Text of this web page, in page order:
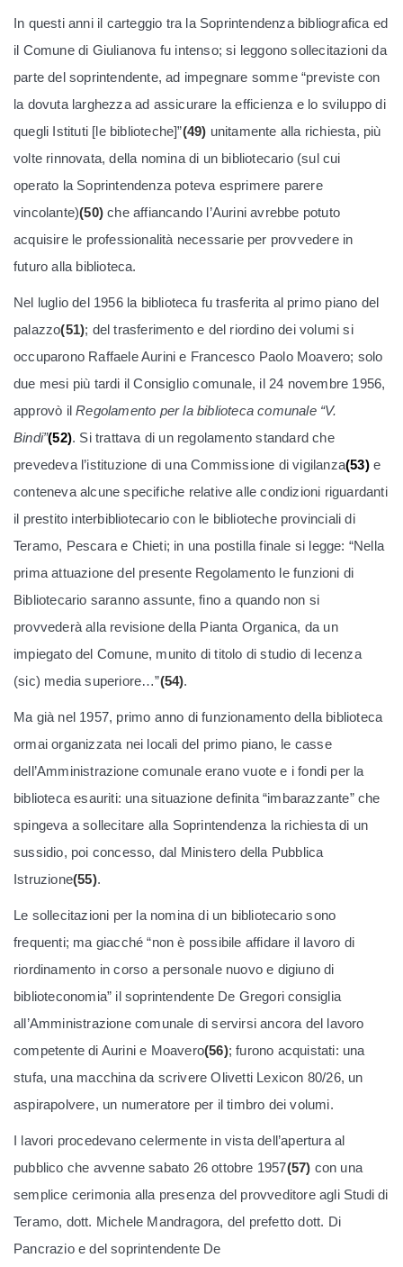
In questi anni il carteggio tra la Soprintendenza bibliografica ed
il Comune di Giulianova fu intenso; si leggono sollecitazioni da
parte del soprintendente, ad impegnare somme “previste con
la dovuta larghezza ad assicurare la efficienza e lo sviluppo di
quegli Istituti [le biblioteche]”(49) unitamente alla richiesta, più
volte rinnovata, della nomina di un bibliotecario (sul cui
operato la Soprintendenza poteva esprimere parere
vincolante)(50) che affiancando l’Aurini avrebbe potuto
acquisire le professionalità necessarie per provvedere in
futuro alla biblioteca.
Nel luglio del 1956 la biblioteca fu trasferita al primo piano del
palazzo(51); del trasferimento e del riordino dei volumi si
occuparono Raffaele Aurini e Francesco Paolo Moavero; solo
due mesi più tardi il Consiglio comunale, il 24 novembre 1956,
approvò ilRegolamento per la biblioteca comunale “V.
Bindi”(52). Si trattava di un regolamento standard che
prevedeva l’istituzione di una Commissione di vigilanza(53)e
conteneva alcune specifiche relative alle condizioni riguardanti
il prestito interbibliotecario con le biblioteche provinciali di
Teramo, Pescara e Chieti; in una postilla finale si legge: “Nella
prima attuazione del presente Regolamento le funzioni di
Bibliotecario saranno assunte, fino a quando non si
provvederà alla revisione della Pianta Organica, da un
impiegato del Comune, munito di titolo di studio di lecenza
(sic) media superiore…”(54).
Ma già nel 1957, primo anno di funzionamento della biblioteca
ormai organizzata nei locali del primo piano, le casse
dell’Amministrazione comunale erano vuote e i fondi per la
biblioteca esauriti: una situazione definita “imbarazzante” che
spingeva a sollecitare alla Soprintendenza la richiesta di un
sussidio, poi concesso, dal Ministero della Pubblica
Istruzione(55).
Le sollecitazioni per la nomina di un bibliotecario sono
frequenti; ma giacché “non è possibile affidare il lavoro di
riordinamento in corso a personale nuovo e digiuno di
biblioteconomia” il soprintendente De Gregori consiglia
all’Amministrazione comunale di servirsi ancora del lavoro
competente di Aurini e Moavero(56); furono acquistati: una
stufa, una macchina da scrivere Olivetti Lexicon 80/26, un
aspirapolvere, un numeratore per il timbro dei volumi.
I lavori procedevano celermente in vista dell’apertura al
pubblico che avvenne sabato 26 ottobre 1957(57) con una
semplice cerimonia alla presenza del provveditore agli Studi di
Teramo, dott. Michele Mandragora, del prefetto dott. Di
Pancrazio e del soprintendente De